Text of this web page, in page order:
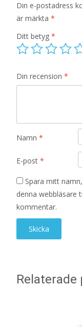
Din e-postadress
är märkta *
Ditt betyg *
Din recension *
Namn *
E-post *
Spara mitt
denna webbläsare
kommentar.